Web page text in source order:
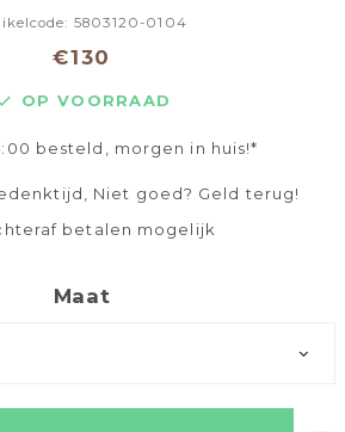
5803120-0104
€130
OP VOORRAAD
besteld, morgen in huis!*
Niet goed? Geld terug!
betalen mogelijk
Maat